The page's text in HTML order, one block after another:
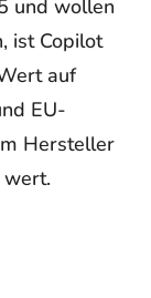
und wollen
ist Copilot
auf
EU-
Hersteller
wert.